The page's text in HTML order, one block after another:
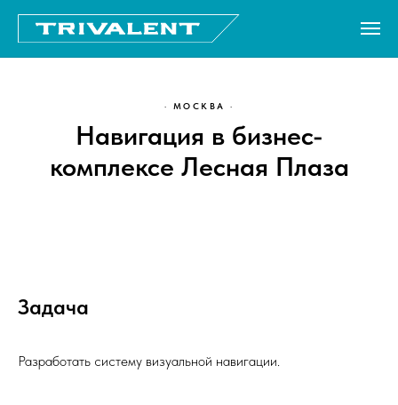
Главная → Проекты → Лесная Плаза
· МОСКВА ·
Навигация в бизнес-
комплексе Лесная Плаза
Задача
Разработать систему визуальной навигации.